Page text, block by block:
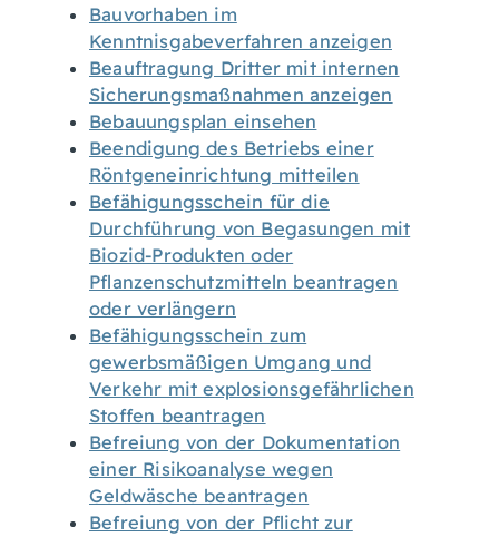
Bauvorhaben im
Kenntnisgabeverfahren anzeigen
Beauftragung Dritter mit internen
Sicherungsmaßnahmen anzeigen
Bebauungsplan einsehen
Beendigung des Betriebs einer
Röntgeneinrichtung mitteilen
Befähigungsschein für die
Durchführung von Begasungen mit
Biozid-Produkten oder
Pflanzenschutzmitteln beantragen
oder verlängern
Befähigungsschein zum
gewerbsmäßigen Umgang und
Verkehr mit explosionsgefährlichen
Stoffen beantragen
Befreiung von der Dokumentation
einer Risikoanalyse wegen
Geldwäsche beantragen
Befreiung von der Pflicht zur